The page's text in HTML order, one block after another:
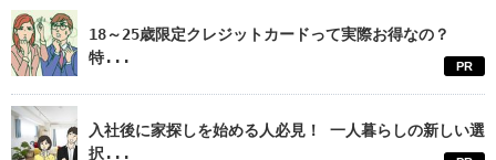
18～25歳限定クレジットカードって実際お得なの？
特...
PR
入社後に家探しを始める人必見！ 一人暮らしの新しい選
択...